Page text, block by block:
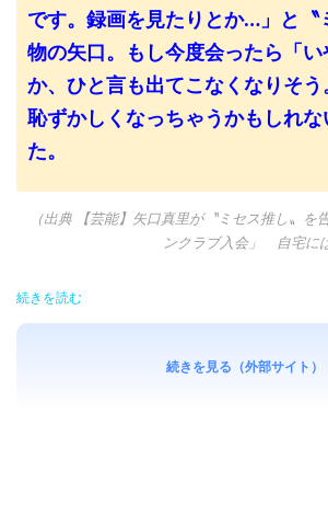
です。録画を見たりとか…」と〝
物の矢口。もし今度会ったら「
か、ひと言も出てこなくなりそう
恥ずかしくなっちゃうかもしれ
た。
（出典 【芸能】矢口真里が〝ミセス推し〟を
ンクラブ入会」 自宅に
続きを読む
続きを見る（外部サイト）